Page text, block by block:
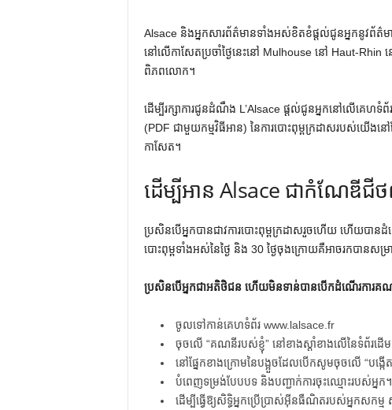
Alsace និងអ្នកសារព័ត៌មានទាំងអស់ខិតខំផ្តល់ជូនអ្នកនូវព័ត៌មា
នៅលើកាសែតប្រចាំថ្ងៃនេះនៅ Mulhouse នៅ Haut-Rhin
ពិភពលោក។
ដើម្បីរក្សាការជូនដំណឹង L’Alsace ផ្តល់ជូនអ្នកនៅលើគេហទំ
(PDF ជាមួយកម្មវិធីអាន) នៃការបោះពុម្ពក្រដាសរបស់យើង
កាសែត។
ដើម្បីអាន Alsace ជាកំណែឌី
ប្រសិនបើអ្នកបានជាវការបោះពុម្ពក្រដាសរួចហើយ ហើយបា
បោះពុម្ពទាំងអស់នៃថ្ងៃ និង 30 ថ្ងៃចុងក្រោយគឺអាចរកបានស
ប្រសិនបើអ្នកជាអតិថិជន ហើយមិនទាន់បានបើកដំណើរការគ
ចូលទៅកាន់គេហទំព័រ www.lalsace.fr
ចុចលើ “គណនីរបស់ខ្ញុំ” នៅខាងស្តាំខាងលើនៃទំព័រដើម
នៅផ្នែកខាងក្រោមនៃបង្អួចដែលបើកសូមចុចលើ “បង្ក
បំពេញទម្រង់បែបបទ និងបញ្ជាក់ការចុះឈ្មោះរបស់អ្នក។
ដើម្បីធ្វើឱ្យសិទ្ធិអ្នកប្រើប្រាស់អ៊ីនធឺណិតរបស់អ្នកសក